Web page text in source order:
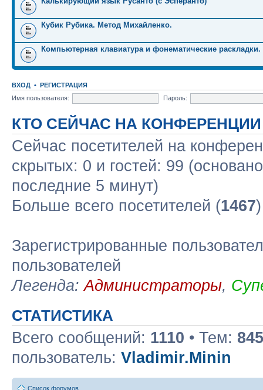
Кубик Рубика. Метод Михайленко.
Компьютерная клавиатура и фонематические раскладки.
ВХОД • РЕГИСТРАЦИЯ
Имя пользователя:
Пароль:
КТО СЕЙЧАС НА КОНФЕРЕНЦИИ
Сейчас посетителей на
скрытых: 0 и гостей: 99
последние 5 минут)
Больше всего посетителей (1467
Зарегистрированные
пользователей
Легенда:Администраторы,
СТАТИСТИКА
Всего сообщений: 1110 • Тем: 845
пользователь: Vladimir.Minin
Список форумов